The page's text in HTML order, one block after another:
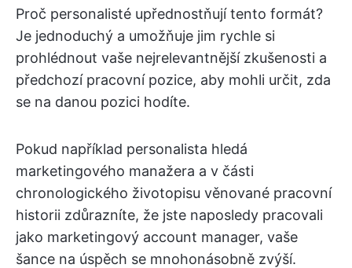
Proč personalisté upřednostňují tento formát?
Je jednoduchý a umožňuje jim rychle si
prohlédnout vaše nejrelevantnější zkušenosti a
předchozí pracovní pozice, aby mohli určit, zda
se na danou pozici hodíte.
Pokud například personalista hledá
marketingového manažera a v části
chronologického životopisu věnované pracovní
historii zdůrazníte, že jste naposledy pracovali
jako marketingový account manager, vaše
šance na úspěch se mnohonásobně zvýší.